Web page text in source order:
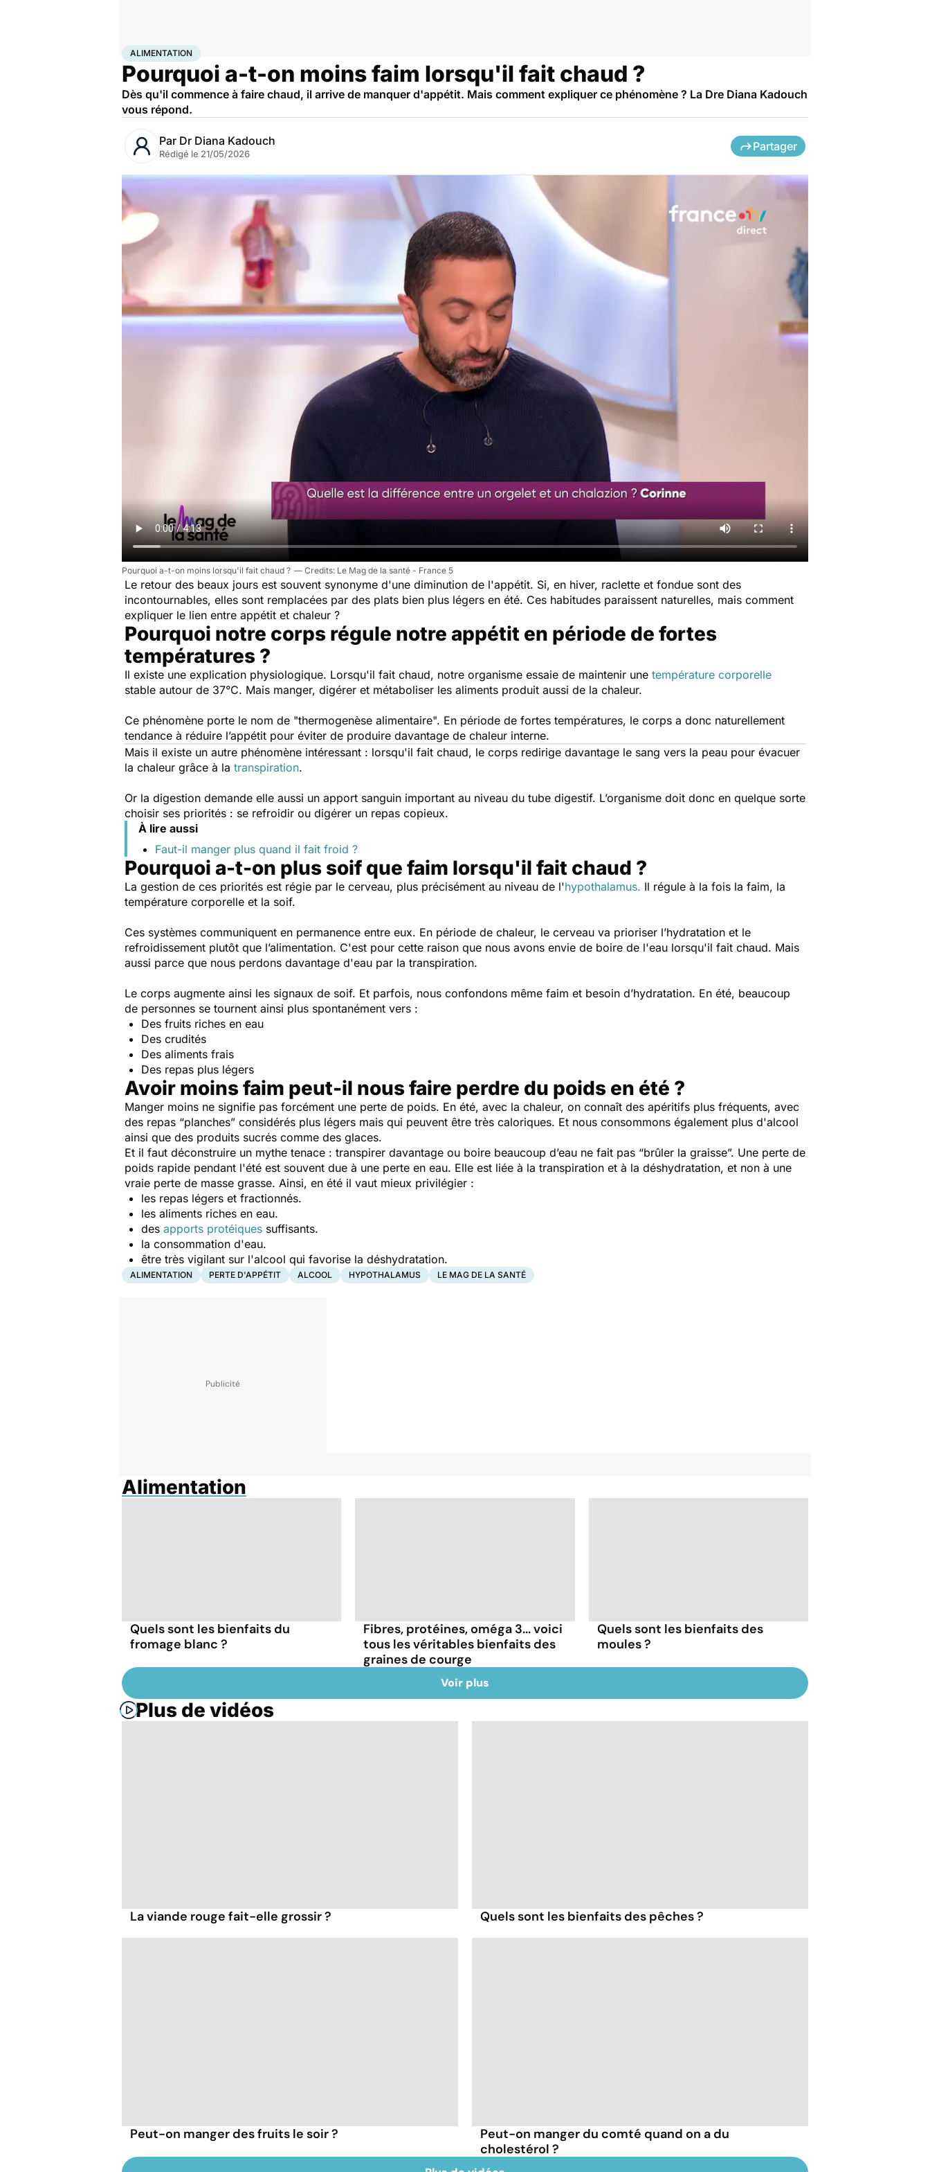
AccueilBien-êtreNutrition
ALIMENTATION
Pourquoi a-t-on moins faim lorsqu'il fait chaud ?
Dès qu'il commence à faire chaud, il arrive de manquer d'appétit. Mais comment expliquer ce phénomène ? La Dre Diana Kadouch
vous répond.
Par Dr Diana Kadouch
Rédigé le 21/05/2026
Partager
Pourquoi a-t-on moins lorsqu'il fait chaud ? Le Mag de la santé - France 5
Le retour des beaux jours est souvent synonyme d'une diminution de l'appétit. Si, en hiver, raclette et fondue sont des
incontournables, elles sont remplacées par des plats bien plus légers en été. Ces habitudes paraissent naturelles, mais comment
expliquer le lien entre appétit et chaleur ?
Pourquoi notre corps régule notre appétit en période de fortes
températures ?
Il existe une explication physiologique. Lorsqu'il fait chaud, notre organisme essaie de maintenir une température corporelle
stable autour de 37°C. Mais manger, digérer et métaboliser les aliments produit aussi de la chaleur.
Ce phénomène porte le nom de "thermogenèse alimentaire". En période de fortes températures, le corps a donc naturellement
tendance à réduire l’appétit pour éviter de produire davantage de chaleur interne.
Mais il existe un autre phénomène intéressant : lorsqu'il fait chaud, le corps redirige davantage le sang vers la peau pour évacuer
la chaleur grâce à la transpiration.
Or la digestion demande elle aussi un apport sanguin important au niveau du tube digestif. L’organisme doit donc en quelque sorte
choisir ses priorités : se refroidir ou digérer un repas copieux.
À lire aussi
Faut-il manger plus quand il fait froid ?
Pourquoi a-t-on plus soif que faim lorsqu'il fait chaud ?
La gestion de ces priorités est régie par le cerveau, plus précisément au niveau de l'hypothalamus. Il régule à la fois la faim, la
température corporelle et la soif.
Ces systèmes communiquent en permanence entre eux. En période de chaleur, le cerveau va prioriser l’hydratation et le
refroidissement plutôt que l’alimentation. C'est pour cette raison que nous avons envie de boire de l'eau lorsqu'il fait chaud. Mais
aussi parce que nous perdons davantage d'eau par la transpiration.
Le corps augmente ainsi les signaux de soif. Et parfois, nous confondons même faim et besoin d’hydratation. En été, beaucoup
de personnes se tournent ainsi plus spontanément vers :
Des fruits riches en eau
Des crudités
Des aliments frais
Des repas plus légers
Avoir moins faim peut-il nous faire perdre du poids en été ?
Manger moins ne signifie pas forcément une perte de poids. En été, avec la chaleur, on connaît des apéritifs plus fréquents, avec
des repas “planches” considérés plus légers mais qui peuvent être très caloriques. Et nous consommons également plus d'alcool
ainsi que des produits sucrés comme des glaces.
Et il faut déconstruire un mythe tenace : transpirer davantage ou boire beaucoup d’eau ne fait pas “brûler la graisse”. Une perte de
poids rapide pendant l'été est souvent due à une perte en eau. Elle est liée à la transpiration et à la déshydratation, et non à une
vraie perte de masse grasse. Ainsi, en été il vaut mieux privilégier :
les repas légers et fractionnés.
les aliments riches en eau.
des apports protéiques suffisants.
la consommation d'eau.
être très vigilant sur l'alcool qui favorise la déshydratation.
ALIMENTATION PERTE D'APPÉTIT ALCOOL HYPOTHALAMUS LE MAG DE LA SANTÉ
Alimentation
Quels sont les bienfaits du
fromage blanc ?
Fibres, protéines, oméga 3... voici
tous les véritables bienfaits des
graines de courge
Quels sont les bienfaits des
moules ?
Voir plus
Plus de vidéos
La viande rouge fait-elle grossir ? Quels sont les bienfaits des pêches ?
Peut-on manger des fruits le soir ?
Peut-on manger du comté quand on a du
cholestérol ?